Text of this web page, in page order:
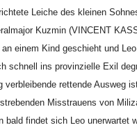
Leiche des kleinen
Kuzmin (VINCENT
an einem Kind geschieht und
schnell ins provinzielle Exil
verbleibende rettende Ausweg
Misstrauens von
bald findet sich Leo unerwartet